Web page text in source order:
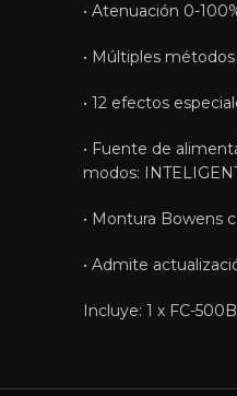
• Atenuación 0-
• Múltiples
• 12 efectos
• Fuente de
modos:
• Montura Bowens
• Admite
Incluye: 1 x FC-